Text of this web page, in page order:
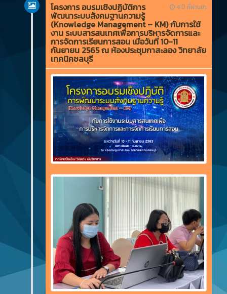
4 ปี ที่ผ่านมา
โครงการ อบรมเชิงปฏิบัติการ
พัฒนาระบบสังคมฐานความรู้
(Knowledge Management – KM) กับการใช้
งาน ระบบสารสนเทศเพื่อการบริหารจัดการและ
การจัดการเรียนการสอน เมื่อวันที่ 10-11
กันยายน 2565 ณ ห้องประชุมกาสะลอง วิทยาลัย
เทคนิคชลบุรี